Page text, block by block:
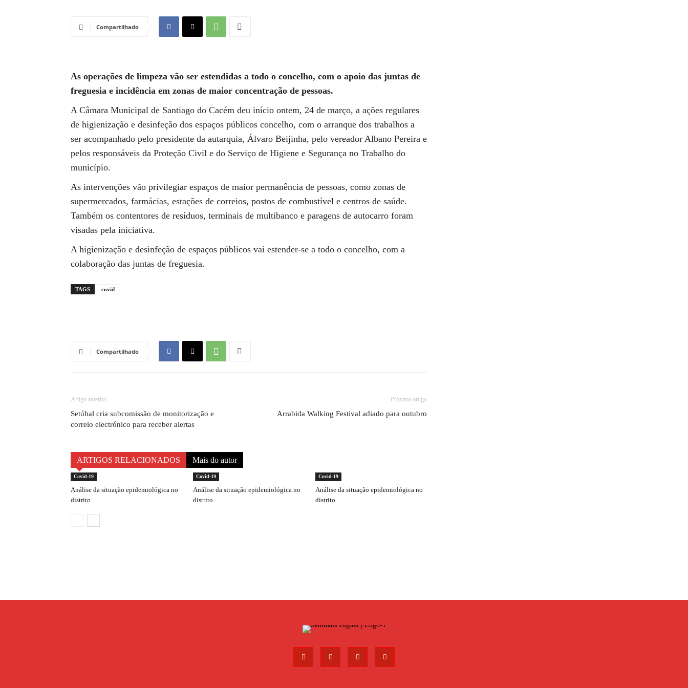
Compartilhado
As operações de limpeza vão ser estendidas a todo o concelho, com o apoio das juntas de
freguesia e incidência em zonas de maior concentração de pessoas.
A Câmara Municipal de Santiago do Cacém deu início ontem, 24 de março, a ações regulares
de higienização e desinfeção dos espaços públicos concelho, com o arranque dos trabalhos a
ser acompanhado pelo presidente da autarquia, Álvaro Beijinha, pelo vereador Albano Pereira e
pelos responsáveis da Proteção Civil e do Serviço de Higiene e Segurança no Trabalho do
município.
As intervenções vão privilegiar espaços de maior permanência de pessoas, como zonas de
supermercados, farmácias, estações de correios, postos de combustível e centros de saúde.
Também os contentores de resíduos, terminais de multibanco e paragens de autocarro foram
visadas pela iniciativa.
A higienização e desinfeção de espaços públicos vai estender-se a todo o concelho, com a
colaboração das juntas de freguesia.
TAGS covid
Compartilhado
Artigo anterior
Setúbal cria subcomissão de monitorização e
correio electrónico para receber alertas
Próximo artigo
Arrabida Walking Festival adiado para outubro
ARTIGOS RELACIONADOS Mais do autor
Covid-19
Análise da situação epidemiológica no
distrito
Covid-19
Análise da situação epidemiológica no
distrito
Covid-19
Análise da situação epidemiológica no
distrito